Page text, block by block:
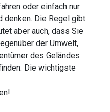
oder einfach nur
denken. Die Regel gibt
aber auch, dass Sie
der Umwelt,
des Geländes
Die wichtigste